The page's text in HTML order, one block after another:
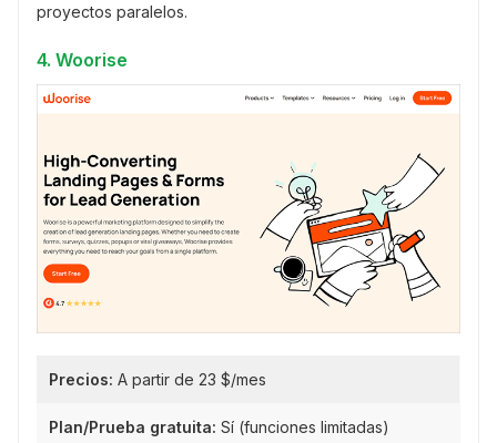
proyectos paralelos.
4. Woorise
Precios: A partir de 23 $/mes
Plan/Prueba gratuita: Sí (funciones limitadas)